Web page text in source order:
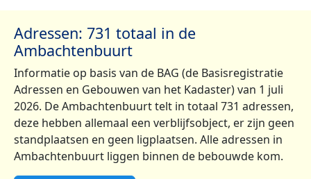
Adressen: 731 totaal in de
Ambachtenbuurt
Informatie op basis van de BAG (de Basisregistratie
Adressen en Gebouwen van het Kadaster) van 1 juli
2026. De Ambachtenbuurt telt in totaal 731 adressen,
deze hebben allemaal een verblijfsobject, er zijn geen
standplaatsen en geen ligplaatsen. Alle adressen in
Ambachtenbuurt liggen binnen de bebouwde kom.